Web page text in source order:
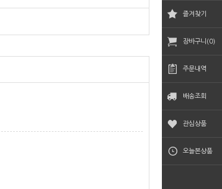
즐겨찾기
장바구니(0)
주문내역
배송조회
관심상품
오늘본상품